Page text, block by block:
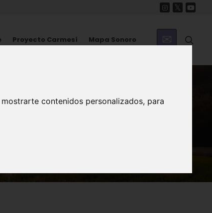
contenidos personalizados, para
Proyecto Carmesí Mapa Sonoro